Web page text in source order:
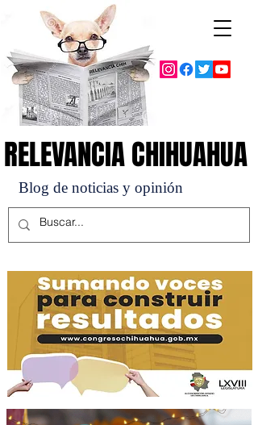
Blog de noticias y opinión
RELEVANCIA CHIHUAHUA
RELEVANCIA CHIHUAHUA